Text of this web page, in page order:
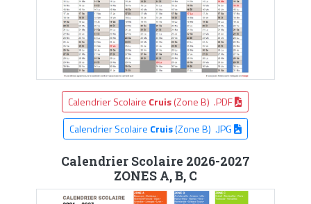
Calendrier Scolaire Cruis(Zone B) .PDF
Calendrier Scolaire Cruis(Zone B) .JPG
Calendrier Scolaire 2026-2027
ZONES A, B, C